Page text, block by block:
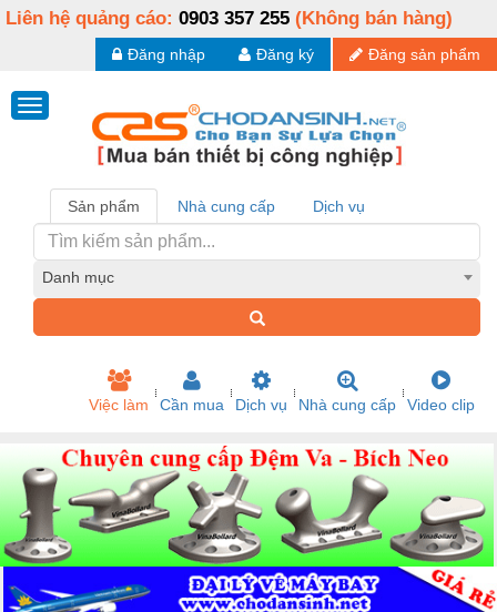
Liên hệ quảng cáo: 0903 357 255 (Không bán hàng)
Đăng sản phẩm
Đăng ký
Đăng nhập
Sản phẩm Nhà cung cấp Dịch vụ
Danh mục
Việc làm Cần mua Dịch vụ Nhà cung cấp Video clip